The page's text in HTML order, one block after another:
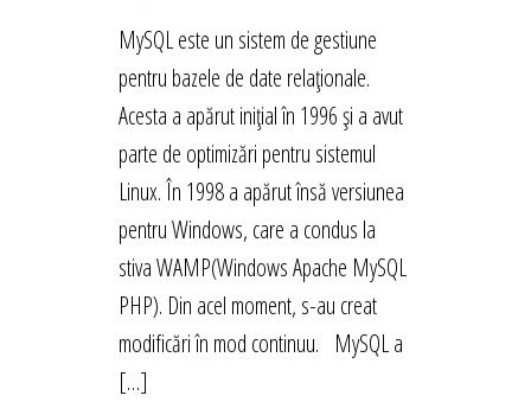
MySQL este un sistem de gestiune
pentru bazele de date relaționale.
Acesta a apărut inițial în 1996 și a avut
parte de optimizări pentru sistemul
Linux. În 1998 a apărut însă versiunea
pentru Windows, care a condus la
stiva WAMP(Windows Apache MySQL
PHP). Din acel moment, s-au creat
modificări în mod continuu. MySQL a
[…]